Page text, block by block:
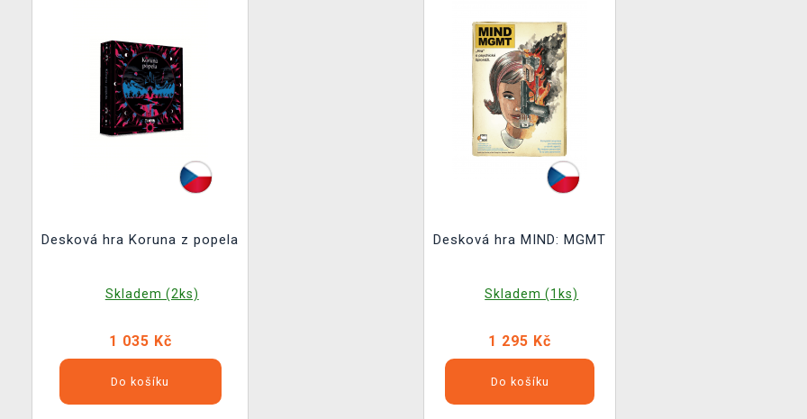
Desková hra Koruna z popela
Skladem (2ks)
1 035 Kč
Do košíku
Desková hra MIND: MGMT
Skladem (1ks)
1 295 Kč
Do košíku